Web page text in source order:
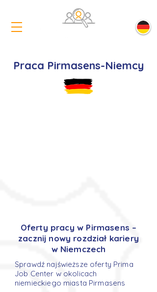
Praca Pirmasens-Niemcy
Oferty pracy w Pirmasens –
zacznij nowy rozdział kariery
w Niemczech
Sprawdź najświeższe oferty Prima
Job Center w okolicach
niemieckiego miasta Pirmasens